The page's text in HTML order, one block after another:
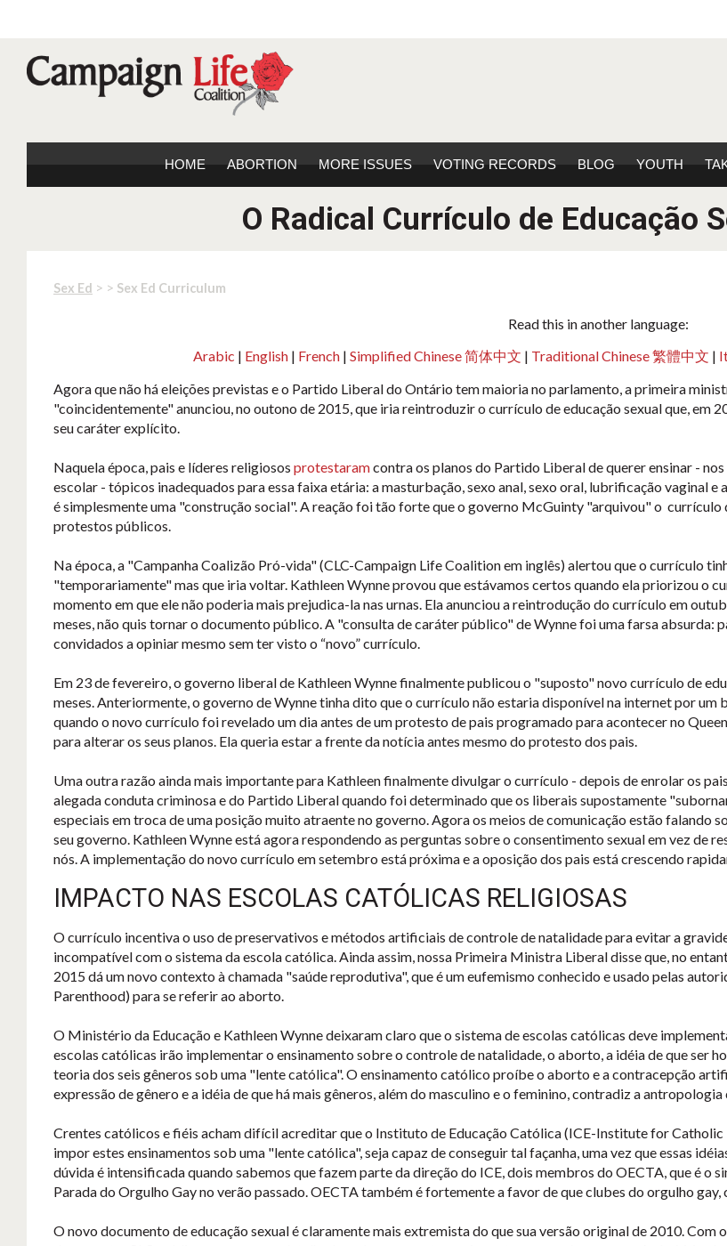
HOME ABORTION MORE ISSUES VOTING RECORDS BLOG YOUTH
O Radical Currículo de Educação
Sex Ed > > Sex Ed Curriculum
Read this in another language:
Arabic | English| French| Simplified Chinese 简体中文 | Traditional Chinese 繁體中文 |
Agora que não há eleições previstas e o Partido Liberal do Ontário tem maioria no parlamento, a primeira
"coincidentemente" anunciou, no outono de 2015, que iria reintroduzir o currículo de educação sexual que, em
seu caráter explícito.
Naquela época, pais e líderes religiosos protestaramcontra os planos do Partido Liberal de querer ensinar -
escolar - tópicos inadequados para essa faixa etária: a masturbação, sexo anal, sexo oral, lubrificação vaginal e
é simplesmente uma "construção social". A reação foi tão forte que o governo McGuinty "arquivou" o currículo
protestos públicos.
Na época, a "Campanha Coalizão Pró-vida" (CLC-Campaign Life Coalition em inglês) alertou que o currículo
"temporariamente" mas que iria voltar. Kathleen Wynne provou que estávamos certos quando ela priorizou o
momento em que ele não poderia mais prejudica-la nas urnas. Ela anunciou a reintrodução do currículo em
meses, não quis tornar o documento público. A "consulta de caráter público" de Wynne foi uma farsa absurda:
convidados a opiniar mesmo sem ter visto o “novo” currículo.
Em 23 de fevereiro, o governo liberal de Kathleen Wynne finalmente publicou o "suposto" novo currículo de
meses. Anteriormente, o governo de Wynne tinha dito que o currículo não estaria disponível na internet por um
quando o novo currículo foi revelado um dia antes de um protesto de pais programado para acontecer no
para alterar os seus planos. Ela queria estar a frente da notícia antes mesmo do protesto dos pais.
Uma outra razão ainda mais importante para Kathleen finalmente divulgar o currículo - depois de enrolar os
alegada conduta criminosa e do Partido Liberal quando foi determinado que os liberais supostamente
especiais em troca de uma posição muito atraente no governo. Agora os meios de comunicação estão falando
seu governo. Kathleen Wynne está agora respondendo as perguntas sobre o consentimento sexual em vez de
nós. A implementação do novo currículo em setembro está próxima e a oposição dos pais está crescendo
IMPACTO NAS ESCOLAS CATÓLICAS RELIGIOSAS
O currículo incentiva o uso de preservativos e métodos artificiais de controle de natalidade para evitar a
incompatível com o sistema da escola católica. Ainda assim, nossa Primeira Ministra Liberal disse que, no
2015 dá um novo contexto à chamada "saúde reprodutiva", que é um eufemismo conhecido e usado pelas
Parenthood) para se referir ao aborto.
O Ministério da Educação e Kathleen Wynne deixaram claro que o sistema de escolas católicas deve
escolas católicas irão implementar o ensinamento sobre o controle de natalidade, o aborto, a idéia de que ser
teoria dos seis gêneros sob uma "lente católica". O ensinamento católico proíbe o aborto e a contracepção
expressão de gênero e a idéia de que há mais gêneros, além do masculino e o feminino, contradiz a
Crentes católicos e fiéis acham difícil acreditar que o Instituto de Educação Católica (ICE-Institute for
impor estes ensinamentos sob uma "lente católica", seja capaz de conseguir tal façanha, uma vez que essas
dúvida é intensificada quando sabemos que fazem parte da direção do ICE, dois membros do OECTA, que é
Parada do Orgulho Gay no verão passado. OECTA também é fortemente a favor de que clubes do orgulho
O novo documento de educação sexual é claramente mais extremista do que sua versão original de 2010.